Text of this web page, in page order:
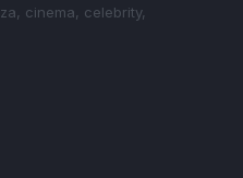
cinema, celebrity,